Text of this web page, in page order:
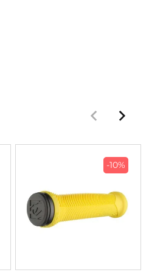
-10%